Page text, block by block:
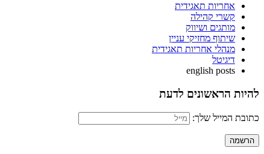
אחריות תאגידית
קשרי קהילה
מותגים ושיווק
שיתוף מחזיקי עניין
מנהלי אחריות תאגידית
דיגיטל
english posts
להיות הראשונים לדעת
כתובת המייל שלך: